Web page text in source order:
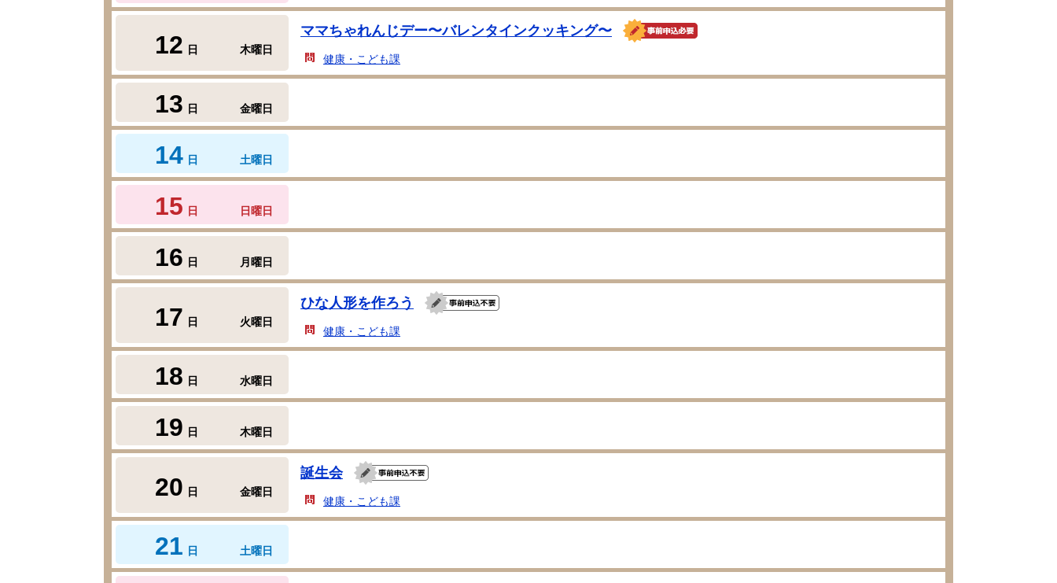
12 日 木曜日
ママちゃれんじデー〜バレンタインクッキング〜
健康・こども課
13 日 金曜日
14 日 土曜日
15 日 日曜日
16 日 月曜日
17 日 火曜日
ひな人形を作ろう
健康・こども課
18 日 水曜日
19 日 木曜日
20 日 金曜日
誕生会
健康・こども課
21 日 土曜日